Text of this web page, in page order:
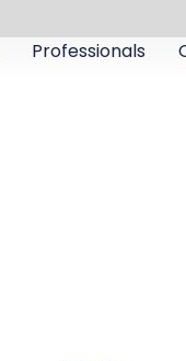
Professionals